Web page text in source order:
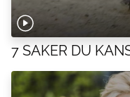
7 SAKER DU